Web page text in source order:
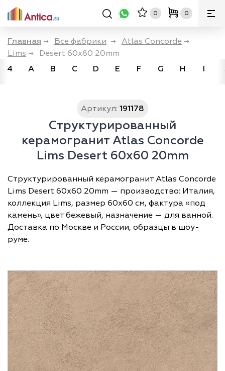
0 0
Главная → Все фабрики → Atlas Concorde →
Lims →
Desert 60x60 20mm
4
A B C D E F G H I
Артикул: 191178
Структурированный
керамогранит Atlas Concorde
Lims Desert 60x60 20mm
Структурированный керамогранит Atlas Concorde
Lims Desert 60x60 20mm — производство: Италия,
коллекция Lims, размер 60х60 см, фактура «под
камень», цвет бежевый, назначение — для ванной.
Доставка по Москве и России, образцы в шоу-
руме.